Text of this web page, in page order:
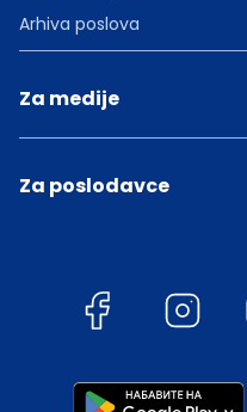
Arhiva poslova
Za medije
Za poslodavce